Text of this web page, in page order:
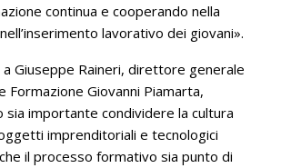
continua e cooperando nella
lavorativo dei giovani».
a Giuseppe Raineri, direttore generale
Formazione Giovanni Piamarta,
sia importante condividere la cultura
imprenditoriali e tecnologici
il processo formativo sia punto di